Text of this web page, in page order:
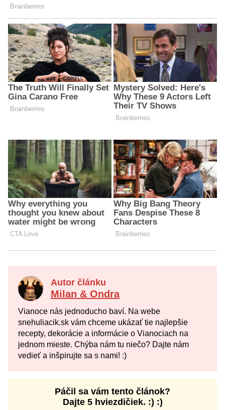
Autor článku
Milan & Ondra
Vianoce nás jednoducho baví. Na webe
snehuliacik.sk vám chceme ukázať tie najlepšie
recepty, dekorácie a informácie o Vianociach na
jednom mieste. Chýba nám tu niečo? Dajte nám
vedieť a inšpirujte sa s nami! :)
Páčil sa vám tento článok?
Dajte 5 hviezdičiek. :) :)